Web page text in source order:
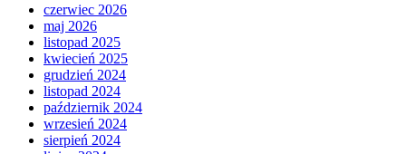
czerwiec 2026
maj 2026
listopad 2025
kwiecień 2025
grudzień 2024
listopad 2024
październik 2024
wrzesień 2024
sierpień 2024